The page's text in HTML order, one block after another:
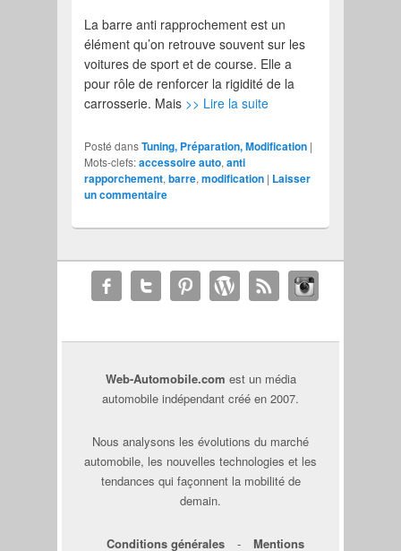
La barre anti rapprochement est un
élément qu’on retrouve souvent sur les
voitures de sport et de course. Elle a
pour rôle de renforcer la rigidité de la
carrosserie. Mais >> Lire la suite
Posté dansTuning, Préparation, Modification |
Mots-clefs:accessoire auto,anti
rapporchement,barre,modification | Laisser
un commentaire
Web-Automobile.com est un média
automobile indépendant créé en 2007.
Nous analysons les évolutions du marché
automobile, les nouvelles technologies et les
tendances qui façonnent la mobilité de
demain.
Conditions générales - Mentions